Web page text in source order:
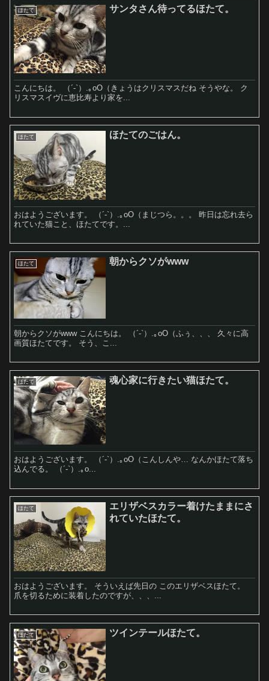
ほたて サンタさん待ってるほたて。
こんにちは。 （´-`）.｡oO（きょうはクリスマスだね そうやな。 ク
リスマスイヴに恵比寿より家を...
ほたて ほたてのごはん。
おはようございます。 （´-`）.｡oO（まじつら。。。 昨日は忘れ去ら
れていた猫こと、ほたてです。...
ほたて 朝からクソがwww
朝からクソがwww こんにちは。 （´-`）.｡oO（ふぅ、、、 久々に高
画質ほたてです。 そう、こ...
ほたて 魂心家に行きたい猫ほたて。
おはようございます。 （´-`）.｡oO（こんしんや… なんかほたて落ち
込んでる。 （´-`）.｡o...
ほたて
エリザベスカラー着けたままにさ
れていたほたて。
おはようございます。 そういえば先日の このエリザベスほたて。
爪を切るために装着したのですが、、、...
ほたて ツインテールほたて。